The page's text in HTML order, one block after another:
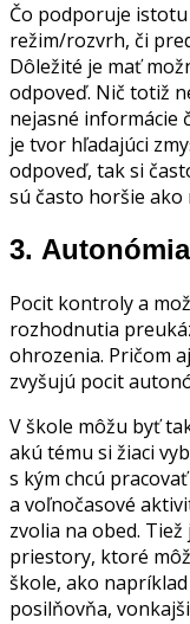
Čo podporuje
režim/rozvrh, či
Dôležité je mať
odpoveď. Nič totiž
nejasné informácie
je tvor hľadajúci
odpoveď, tak si
sú často horšie ako
3. Autonómia
Pocit kontroly a
rozhodnutia
ohrozenia. Pričom
zvyšujú pocit
V škole môžu byť
akú tému si žiaci
s kým chcú
a voľnočasové
zvolia na obed.
priestory, ktoré
škole, ako
posilňovňa,